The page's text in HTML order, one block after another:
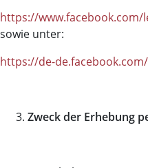
https://
sowie unter:
https://de-
Zweck der Erhebung